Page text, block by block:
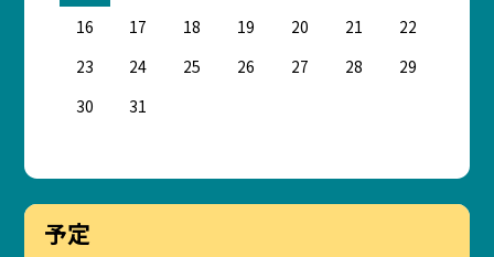
16
17 18 19 20 21
22
23
24 25 26 27 28
29
30
31
予定